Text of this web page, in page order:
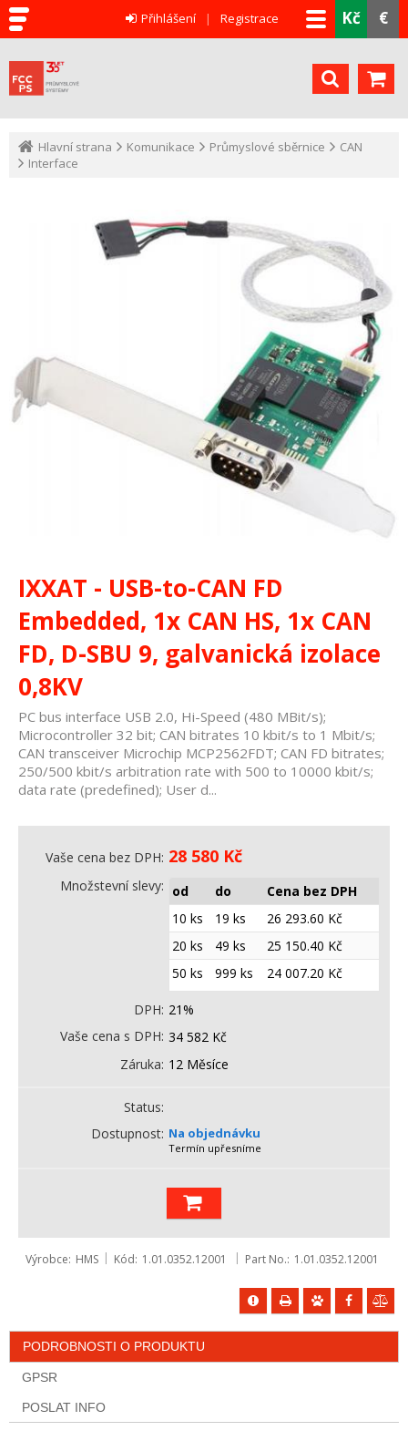
Kč €
Přihlášení Registrace
Hlavní strana Komunikace Průmyslové sběrnice
CAN
Interface
IXXAT - USB-to-CAN FD
Embedded, 1x CAN HS, 1x CAN
FD, D-SBU 9, galvanická izolace
0,8KV
PC bus interface USB 2.0, Hi-Speed (480 MBit/s);
Microcontroller 32 bit; CAN bitrates 10 kbit/s to 1 Mbit/s;
CAN transceiver Microchip MCP2562FDT; CAN FD bitrates;
250/500 kbit/s arbitration rate with 500 to 10000 kbit/s;
data rate (predefined); User d...
Vaše cena bez DPH 28 580 Kč
Množstevní slevy od do
Cena bez DPH
10 ks
19 ks 26 293.60 Kč
20 ks
49 ks 25 150.40 Kč
50 ks
999 ks 24 007.20 Kč
DPH 21%
Vaše cena s DPH 34 582 Kč
Záruka 12 Měsíce
Status
Dostupnost Na objednávku
Termín upřesníme
Výrobce HMS Kód 1.01.0352.12001 Part No. 1.01.0352.12001
PODROBNOSTI O PRODUKTU
GPSR
POSLAT INFO